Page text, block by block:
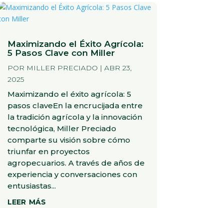
Maximizando el Éxito Agrícola:
5 Pasos Clave con Miller
POR MILLER PRECIADO | ABR 23,
2025
Maximizando el éxito agrícola: 5
pasos claveEn la encrucijada entre
la tradición agrícola y la innovación
tecnológica, Miller Preciado
comparte su visión sobre cómo
triunfar en proyectos
agropecuarios. A través de años de
experiencia y conversaciones con
entusiastas...
leer más